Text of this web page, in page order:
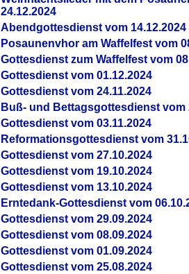
24.12.2024
Abendgottesdienst vom 14.12.2024
Posaunenvhor am Waffelfest vom
Gottesdienst zum Waffelfest vom
Gottesdienst vom 01.12.2024
Gottesdienst vom 24.11.2024
Buß- und Bettagsgottesdienst vom
Gottesdienst vom 03.11.2024
Reformationsgottesdienst vom
Gottesdienst vom 27.10.2024
Gottesdienst vom 19.10.2024
Gottesdienst vom 13.10.2024
Erntedank-Gottesdienst vom
Gottesdienst vom 29.09.2024
Gottesdienst vom 08.09.2024
Gottesdienst vom 01.09.2024
Gottesdienst vom 25.08.2024